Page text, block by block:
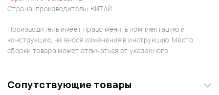
Страна-производитель: КИТАЙ
Производитель имеет право менять комплектацию и
конструкцию, не внося изменения в инструкцию. Место
сборки товара может отличаться от указанного.
Сопутствующие товары